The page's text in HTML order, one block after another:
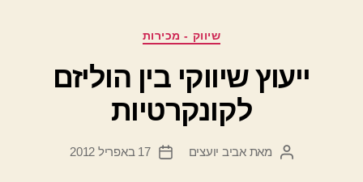
קטגוריות
שיווק - מכירות
ייעוץ שיווקי בין הוליזם
לקונקרטיות
המחבר
מאתאביב יועצים
תאריך
17 באפריל 2012